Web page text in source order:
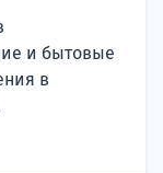
и бытовые
в